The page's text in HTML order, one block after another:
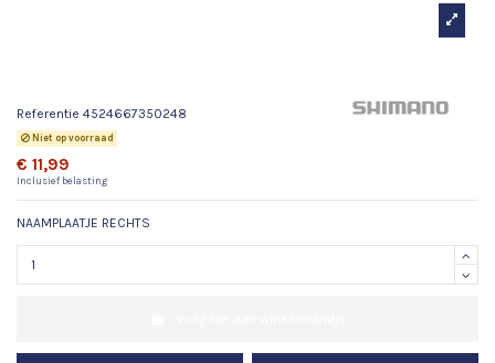
Referentie 4524667350248
Niet op voorraad
€ 11,99
Inclusief belasting
NAAMPLAATJE RECHTS